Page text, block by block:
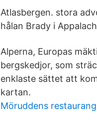
Atlasbergen. stora
hålan Brady i
Alperna, Europas
bergskedjor, som
enklaste sättet att
kartan.
Möruddens